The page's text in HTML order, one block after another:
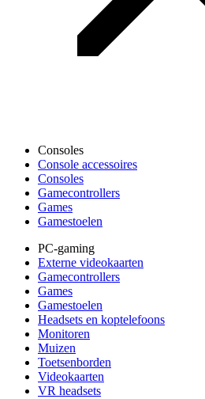
Consoles
Console accessoires
Consoles
Gamecontrollers
Games
Gamestoelen
PC-gaming
Externe videokaarten
Gamecontrollers
Games
Gamestoelen
Headsets en koptelefoons
Monitoren
Muizen
Toetsenborden
Videokaarten
VR headsets